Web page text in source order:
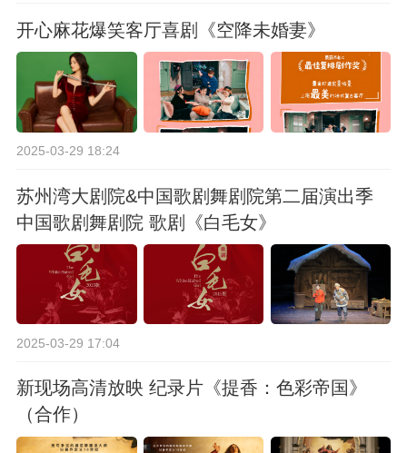
开心麻花爆笑客厅喜剧《空降未婚妻》
2025-03-29 18:24
苏州湾大剧院&中国歌剧舞剧院第二届演出季
中国歌剧舞剧院 歌剧《白毛女》
2025-03-29 17:04
新现场高清放映 纪录片《提香：色彩帝国》
（合作）